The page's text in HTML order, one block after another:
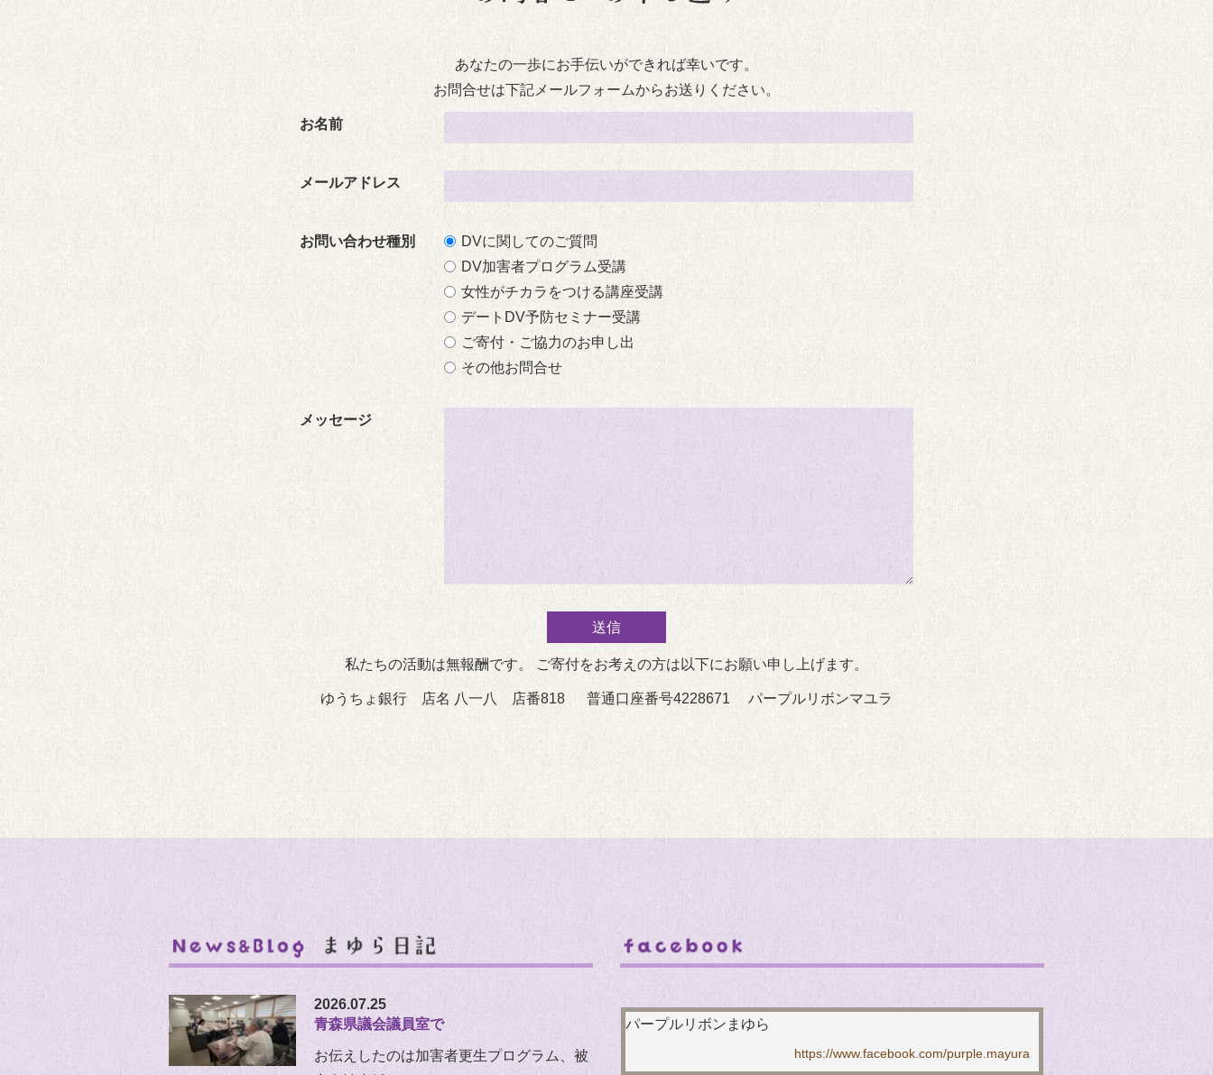
あなたの一歩にお手伝いができれば幸いです。
お問合せは下記メールフォームからお送りください。
お名前
メールアドレス
お問い合わせ種別
DVに関してのご質問
DV加害者プログラム受講
女性がチカラをつける講座受講
デートDV予防セミナー受講
ご寄付・ご協力のお申し出
その他お問合せ
メッセージ
私たちの活動は無報酬です。 ご寄付をお考えの方は以下にお願い申し上げます。
ゆうちょ銀行 店名 八一八 店番818 普通口座番号4228671 パープルリボンマユラ
2026.07.25
青森県議会議員室で
お伝えしたのは加害者更生プログラム、被
パープルリボンまゆら